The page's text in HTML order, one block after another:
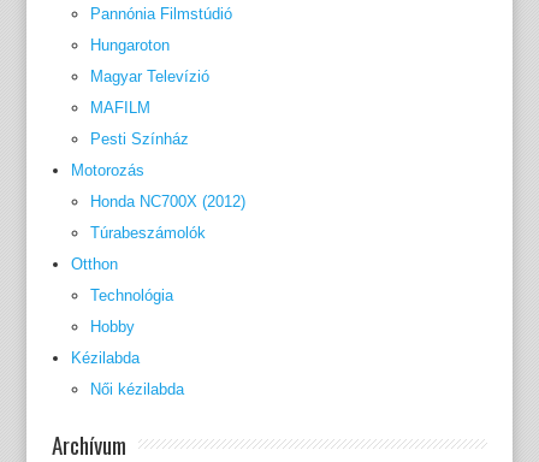
Pannónia Filmstúdió
Hungaroton
Magyar Televízió
MAFILM
Pesti Színház
Motorozás
Honda NC700X (2012)
Túrabeszámolók
Otthon
Technológia
Hobby
Kézilabda
Női kézilabda
Archívum